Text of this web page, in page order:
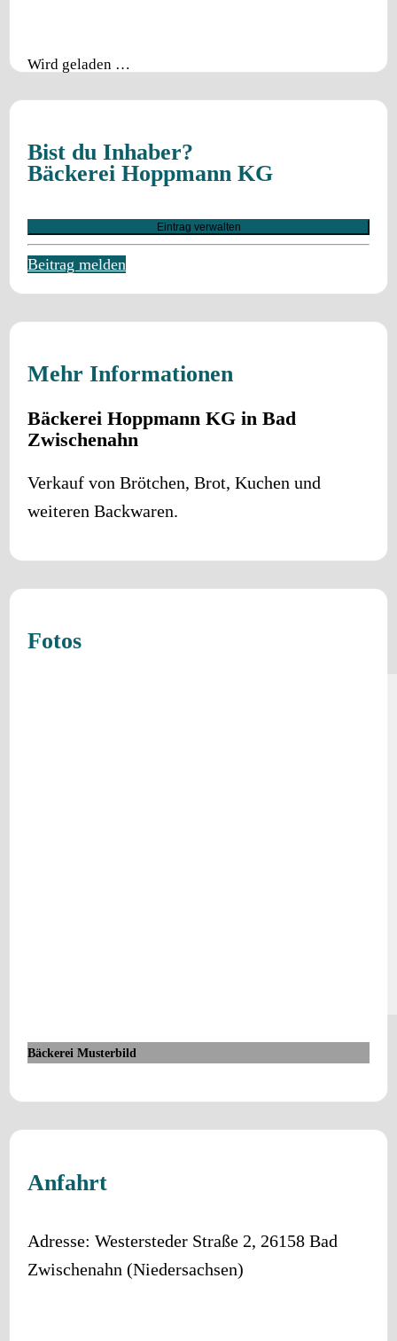
Wird geladen …
Bist du Inhaber?
Bäckerei Hoppmann KG
Eintrag verwalten
Beitrag melden
Mehr Informationen
Bäckerei Hoppmann KG in Bad
Zwischenahn
Verkauf von Brötchen, Brot, Kuchen und
weiteren Backwaren.
Fotos
Bäckerei Musterbild
Anfahrt
Adresse: Westersteder Straße 2, 26158 Bad
Zwischenahn (Niedersachsen)